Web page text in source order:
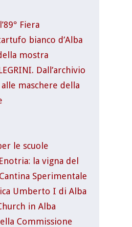
Fiera
bianco d’Alba
mostra
Dall’archivio
maschere della
le scuole
la vigna del
Sperimentale
Umberto I di Alba
in Alba
Commissione